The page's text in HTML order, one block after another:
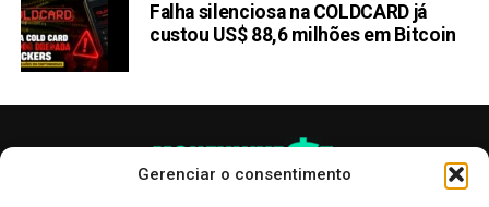
Gerenciar o consentimento
Falha silenciosa na COLDCARD já
custou US$ 88,6 milhões em Bitcoin